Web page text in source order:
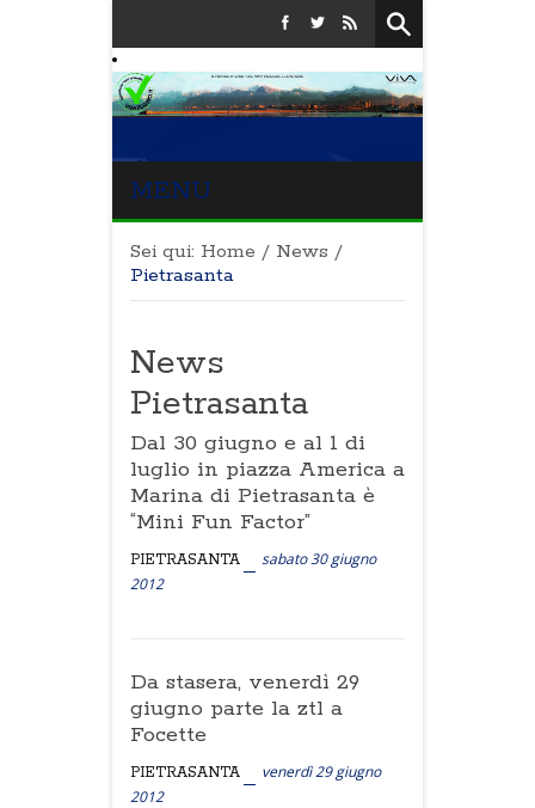
MENU
Sei qui: Home / News /
Pietrasanta
News
Pietrasanta
Dal 30 giugno e al 1 di
luglio in piazza America a
Marina di Pietrasanta è
“Mini Fun Factor”
PIETRASANTA
sabato 30 giugno
2012
Da stasera, venerdì 29
giugno parte la ztl a
Focette
PIETRASANTA
venerdì 29 giugno
2012